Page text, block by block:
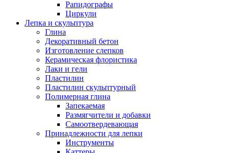
Рапидографы
Циркули
Лепка и скульптура
Глина
Декоративный бетон
Изготовление слепков
Керамическая флористика
Лаки и гели
Пластилин
Пластилин скульптурный
Полимерная глина
Запекаемая
Размягчители и добавки
Самоотвердевающая
Принадлежности для лепки
Инструменты